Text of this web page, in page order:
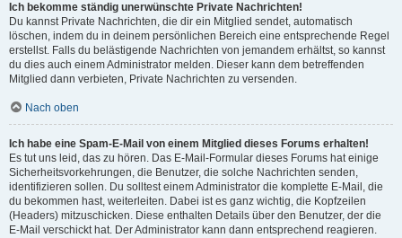
Ich bekomme ständig unerwünschte Private Nachrichten!
Du kannst Private Nachrichten, die dir ein Mitglied sendet, automatisch
löschen, indem du in deinem persönlichen Bereich eine entsprechende Regel
erstellst. Falls du belästigende Nachrichten von jemandem erhältst, so kannst
du dies auch einem Administrator melden. Dieser kann dem betreffenden
Mitglied dann verbieten, Private Nachrichten zu versenden.
Nach oben
Ich habe eine Spam-E-Mail von einem Mitglied dieses Forums erhalten!
Es tut uns leid, das zu hören. Das E-Mail-Formular dieses Forums hat einige
Sicherheitsvorkehrungen, die Benutzer, die solche Nachrichten senden,
identifizieren sollen. Du solltest einem Administrator die komplette E-Mail, die
du bekommen hast, weiterleiten. Dabei ist es ganz wichtig, die Kopfzeilen
(Headers) mitzuschicken. Diese enthalten Details über den Benutzer, der die
E-Mail verschickt hat. Der Administrator kann dann entsprechend reagieren.